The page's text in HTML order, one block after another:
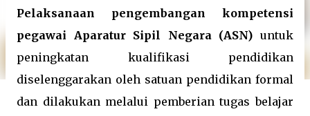
Pelaksanaan pengembangan kompetensi
pegawai Aparatur Sipil Negara (ASN) untuk
peningkatan kualifikasi pendidikan
diselenggarakan oleh satuan pendidikan formal
dan dilakukan melalui pemberian tugas belajar